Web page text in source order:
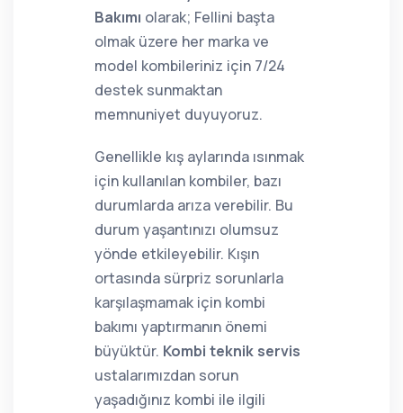
Bakımı olarak; Fellini başta
olmak üzere her marka ve
model kombileriniz için 7/24
destek sunmaktan
memnuniyet duyuyoruz.
Genellikle kış aylarında ısınmak
için kullanılan kombiler, bazı
durumlarda arıza verebilir. Bu
durum yaşantınızı olumsuz
yönde etkileyebilir. Kışın
ortasında sürpriz sorunlarla
karşılaşmamak için kombi
bakımı yaptırmanın önemi
büyüktür. Kombi teknik servis
ustalarımızdan sorun
yaşadığınız kombi ile ilgili